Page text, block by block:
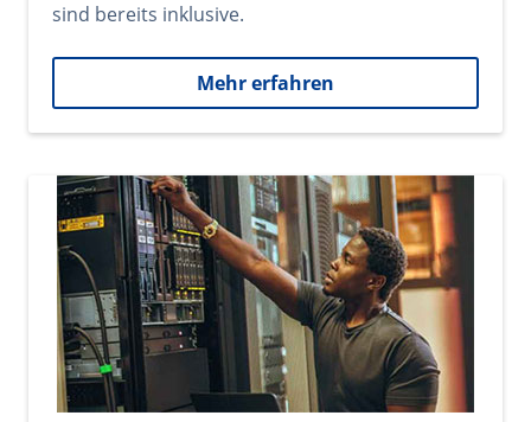
sind bereits inklusive.
Mehr erfahren